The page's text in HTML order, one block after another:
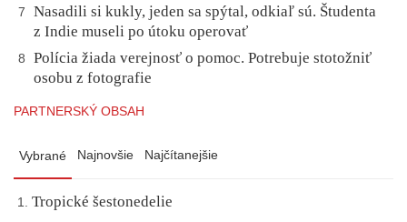
7
Nasadili si kukly, jeden sa spýtal, odkiaľ sú. Študenta
z Indie museli po útoku operovať
8
Polícia žiada verejnosť o pomoc. Potrebuje stotožniť
osobu z fotografie
PARTNERSKÝ OBSAH
Vybrané Najnovšie Najčítanejšie
Tropické šestonedelie